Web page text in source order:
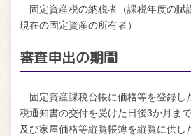
固定資産税の納税者（課税年度の賦
現在の固定資産の所有者）
審査申出の期間
固定資産課税台帳に価格等を登録し
税通知書の交付を受けた日後3か月ま
及び家屋価格等縦覧帳簿を縦覧に供